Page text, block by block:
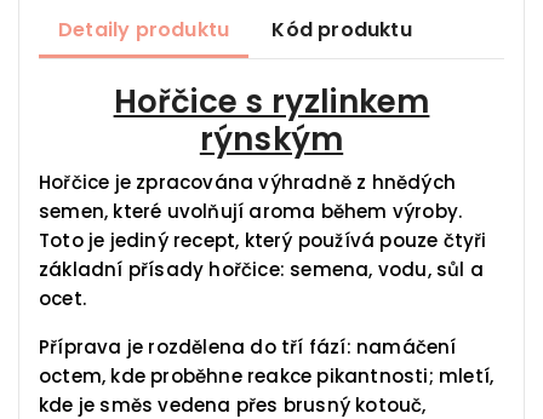
Detaily produktu Kód produktu
Hořčice s ryzlinkem
rýnským
Hořčice je zpracována výhradně z hnědých
semen, které uvolňují aroma během výroby.
Toto je jediný recept, který používá pouze čtyři
základní přísady hořčice: semena, vodu, sůl a
ocet.
Příprava je rozdělena do tří fází: namáčení
octem, kde proběhne reakce pikantnosti; mletí,
kde je směs vedena přes brusný kotouč,